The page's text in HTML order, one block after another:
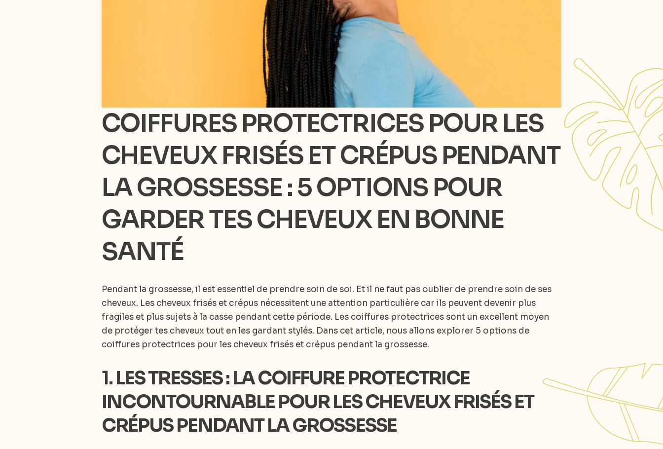
COIFFURES PROTECTRICES POUR LES
CHEVEUX FRISÉS ET CRÉPUS PENDANT
LA GROSSESSE : 5 OPTIONS POUR
GARDER TES CHEVEUX EN BONNE
SANTÉ
Pendant la grossesse, il est essentiel de prendre soin de soi. Et il ne faut pas oublier de prendre soin de ses
cheveux. Les cheveux frisés et crépus nécessitent une attention particulière car ils peuvent devenir plus
fragiles et plus sujets à la casse pendant cette période. Les coiffures protectrices sont un excellent moyen
de protéger tes cheveux tout en les gardant stylés. Dans cet article, nous allons explorer 5 options de
coiffures protectrices pour les cheveux frisés et crépus pendant la grossesse.
1.LES TRESSES : LA COIFFURE PROTECTRICE
INCONTOURNABLE POUR LES CHEVEUX FRISÉS ET
CRÉPUS PENDANT LA GROSSESSE